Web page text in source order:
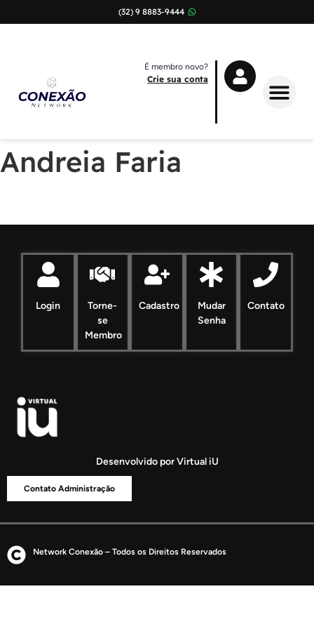
(32) 9 8883-9444
É membro novo?
Crie sua conta
Andreia Faria
Login
Torne-
se
Membro
Cadastro
Mudar
Senha
Contato
Desenvolvido por Virtual iU
Contato Administração
Network Conexão – Todos os Direitos Reservados